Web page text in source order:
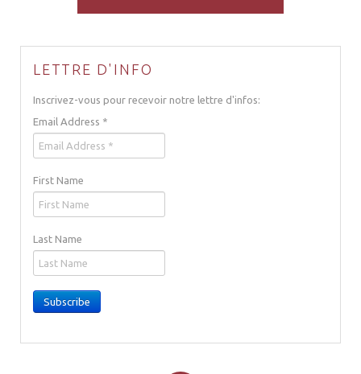
LETTRE D'INFO
Inscrivez-vous pour recevoir notre lettre d'infos:
Email Address *
First Name
Last Name
Subscribe